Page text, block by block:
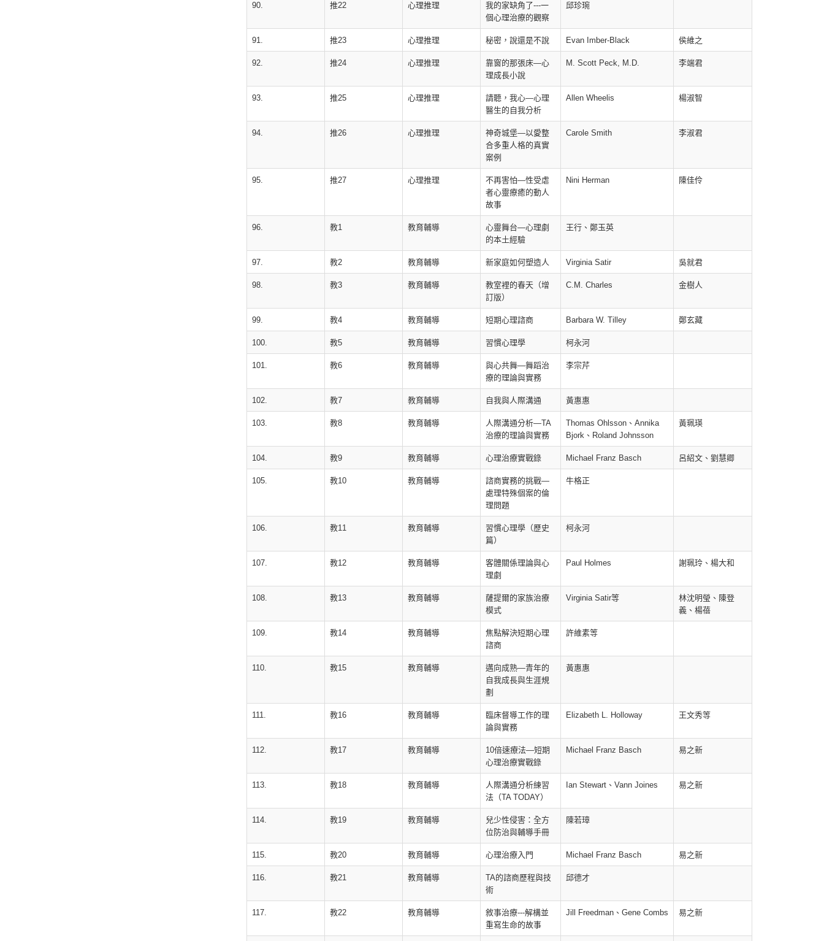
90. 推22 心理推理
我的家缺角了---一
個心理治療的觀察
邱珍琬
91. 推23 心理推理 秘密，說還是不說 Evan Imber-Black 侯維之
92. 推24 心理推理
靠窗的那張床—心
理成長小說
M. Scott Peck, M.D. 李端君
93. 推25 心理推理
請聽，我心—心理
醫生的自我分析
Allen Wheelis 楊淑智
94. 推26 心理推理
神奇城堡—以愛整
合多重人格的真實
案例
Carole Smith 李淑君
95. 推27 心理推理
不再害怕—性受虐
者心靈療癒的動人
故事
Nini Herman 陳佳伶
96. 教1 教育輔導
心靈舞台—心理劇
的本土經驗
王行、鄭玉英
97. 教2 教育輔導 新家庭如何塑造人 Virginia Satir 吳就君
98. 教3 教育輔導
教室裡的春天（增
訂版）
C.M. Charles 金樹人
99. 教4 教育輔導 短期心理諮商 Barbara W. Tilley 鄭玄藏
100. 教5 教育輔導 習慣心理學 柯永河
101. 教6 教育輔導
與心共舞—舞蹈治
療的理論與實務
李宗芹
102. 教7 教育輔導 自我與人際溝通 黃惠惠
103. 教8 教育輔導
人際溝通分析—TA
治療的理論與實務
Thomas Ohlsson、Annika
Bjork、Roland Johnsson
黃珮瑛
104. 教9 教育輔導 心理治療實戰錄 Michael Franz Basch 呂紹文、劉慧卿
105. 教10 教育輔導
諮商實務的挑戰—
處理特殊個案的倫
理問題
牛格正
106. 教11 教育輔導
習慣心理學（歷史
篇）
柯永河
107. 教12 教育輔導
客體關係理論與心
理劇
Paul Holmes 謝珮玲、楊大和
108. 教13 教育輔導
薩提爾的家族治療
模式
Virginia Satir等
林沈明瑩、陳登
義、楊蓓
109. 教14 教育輔導
焦點解決短期心理
諮商
許維素等
110. 教15 教育輔導
邁向成熟—青年的
自我成長與生涯規
劃
黃惠惠
111. 教16 教育輔導
臨床督導工作的理
論與實務
Elizabeth L. Holloway 王文秀等
112. 教17 教育輔導
10倍速療法—短期
心理治療實戰錄
Michael Franz Basch 易之新
113. 教18 教育輔導
人際溝通分析練習
法（TA TODAY）
Ian Stewart、Vann Joines 易之新
114. 教19 教育輔導
兒少性侵害：全方
位防治與輔導手冊
陳若璋
115. 教20 教育輔導 心理治療入門 Michael Franz Basch 易之新
116. 教21 教育輔導
TA的諮商歷程與技
術
邱德才
117. 教22 教育輔導
敘事治療---解構並
重寫生命的故事
Jill Freedman、Gene Combs 易之新